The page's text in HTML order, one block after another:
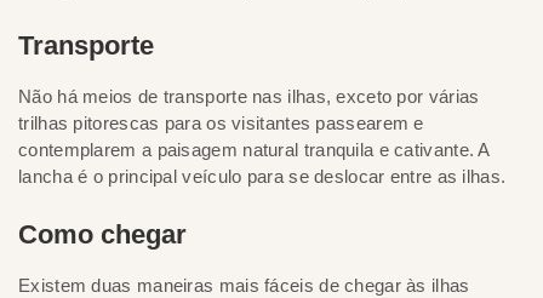
Transporte
Não há meios de transporte nas ilhas, exceto por várias
trilhas pitorescas para os visitantes passearem e
contemplarem a paisagem natural tranquila e cativante. A
lancha é o principal veículo para se deslocar entre as ilhas.
Como chegar
Existem duas maneiras mais fáceis de chegar às ilhas